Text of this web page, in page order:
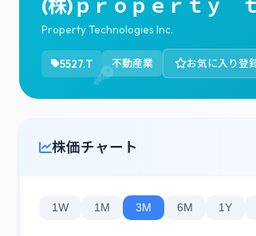
(株)ｐｒｏｐｅｒｔｙ
Property Technologies Inc.
5527.T 不動産業 お気に入り登
株価チャート
1W 1M 3M 6M 1Y